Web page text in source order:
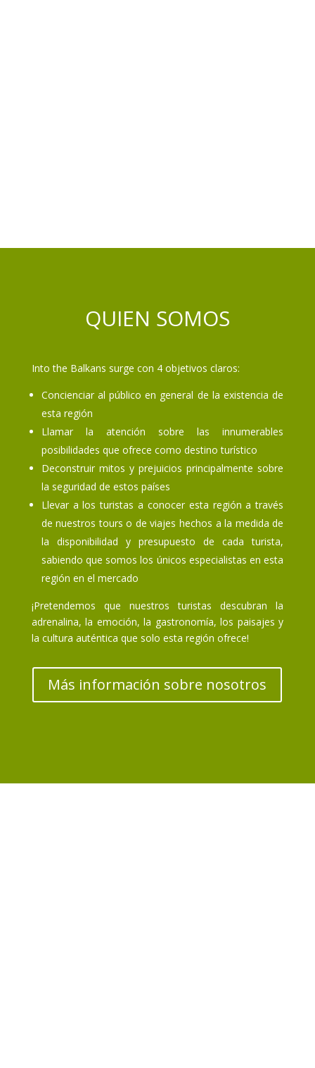
QUIEN SOMOS
Into the Balkans surge con 4 objetivos claros:
Concienciar al público en general de la existencia de
esta región
Llamar la atención sobre las innumerables
posibilidades que ofrece como destino turístico
Deconstruir mitos y prejuicios principalmente sobre
la seguridad de estos países
Llevar a los turistas a conocer esta región a través
de nuestros tours o de viajes hechos a la medida de
la disponibilidad y presupuesto de cada turista,
sabiendo que somos los únicos especialistas en esta
región en el mercado
¡Pretendemos que nuestros turistas descubran la
adrenalina, la emoción, la gastronomía, los paisajes y
la cultura auténtica que solo esta región ofrece!
Más información sobre nosotros